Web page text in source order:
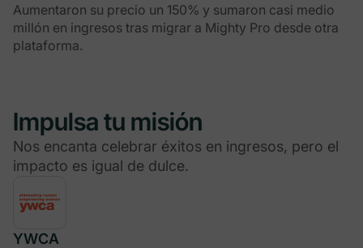
Aumentaron su precio un 150% y sumaron casi medio
millón en ingresos tras migrar a Mighty Pro desde otra
plataforma.
Impulsa tu misión
Nos encanta celebrar éxitos en ingresos, pero el
impacto es igual de dulce.
YWCA